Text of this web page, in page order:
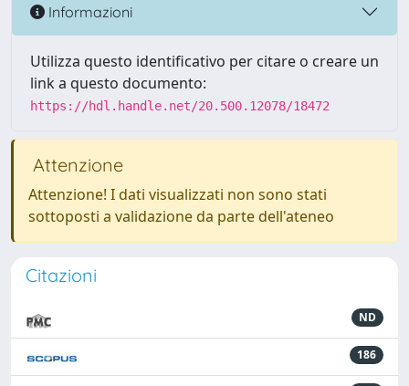
Informazioni
Utilizza questo identificativo per citare o creare un
link a questo documento:
https://hdl.handle.net/20.500.12078/18472
Attenzione
Attenzione! I dati visualizzati non sono stati
sottoposti a validazione da parte dell'ateneo
Citazioni
ND
186